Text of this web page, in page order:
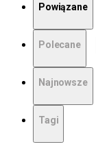
Powiązane
Polecane
Najnowsze
Tagi